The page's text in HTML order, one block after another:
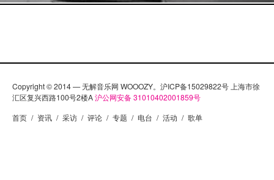
Copyright © 2014 — 无解音乐网 WOOOZY。沪ICP备15029822号 上海市徐
汇区复兴西路100号2楼A沪公网安备 31010402001859号
首页 / 资讯 / 采访 / 评论 / 专题 / 电台 / 活动 / 歌单